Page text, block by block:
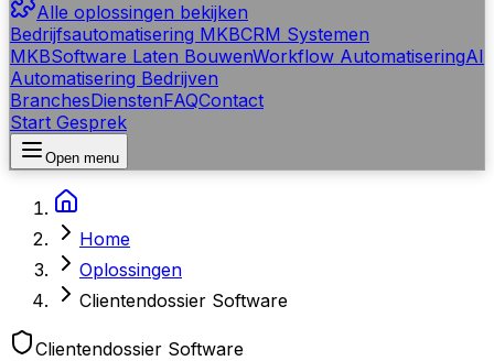
Alle oplossingen bekijken
Bedrijfsautomatisering MKBCRM Systemen
MKBSoftware Laten BouwenWorkflow AutomatiseringAI
Automatisering Bedrijven
BranchesDienstenFAQContact
Start Gesprek
Open menu
Home
Oplossingen
Clientendossier Software
Clientendossier Software